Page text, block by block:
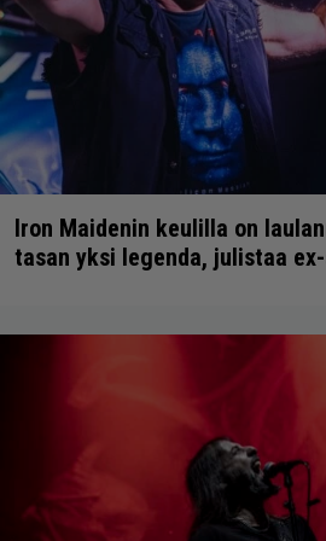
Iron Maidenin keulilla on
tasan yksi legenda, julistaa